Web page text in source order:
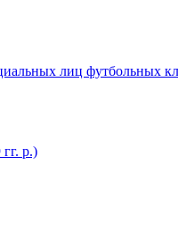
лиц футбольных
р.)